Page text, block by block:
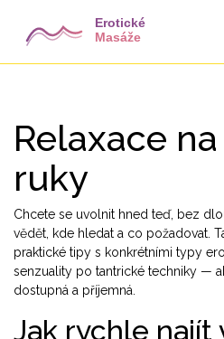
Relaxace
ruky
Chcete se uvolnit hned teď, bez
vědět, kde hledat a co požadovat.
praktické tipy s konkrétními typy
senzuality po tantrické techniky —
dostupná a příjemná.
Jak rychle najít